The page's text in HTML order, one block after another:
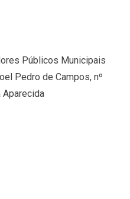
Públicos Municipais
Pedro de Campos, nº
Aparecida